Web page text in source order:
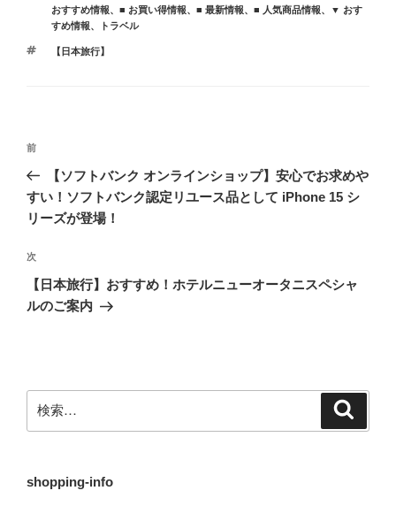
リ
ー
おすすめ情報、 ■ お買い得情報、 ■ 最新情報、 ■ 人気商品情報、
▼ おす
すめ情報、 トラベル
タ
【日本旅行】
投
ナ
ビ
ー
シ
ョ
前
の
投
稿
前
【ソフトバンク オンラインショップ】安心でお求めや
すい！ソフトバンク認定リユース品として iPhone 15 シ
リーズが登場！
次
の
投
次
【日本旅行】おすすめ！ホテルニューオータニスペシャ
ルのご案内
検
索:
shopping-info